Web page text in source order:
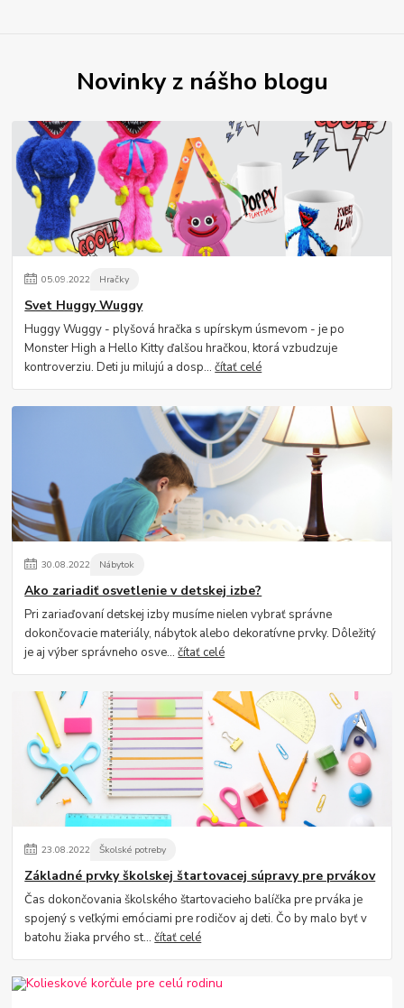
Novinky z nášho blogu
05.09.2022 Hračky
Svet Huggy Wuggy
Huggy Wuggy - plyšová hračka s upírskym úsmevom - je po
Monster High a Hello Kitty ďalšou hračkou, ktorá vzbudzuje
kontroverziu. Deti ju milujú a dosp...čítať celé
30.08.2022 Nábytok
Ako zariadiť osvetlenie v detskej izbe?
Pri zariaďovaní detskej izby musíme nielen vybrať správne
dokončovacie materiály, nábytok alebo dekoratívne prvky. Dôležitý
je aj výber správneho osve...čítať celé
23.08.2022 Školské potreby
Základné prvky školskej štartovacej súpravy pre prvákov
Čas dokončovania školského štartovacieho balíčka pre prváka je
spojený s veľkými emóciami pre rodičov aj deti. Čo by malo byť v
batohu žiaka prvého st...čítať celé